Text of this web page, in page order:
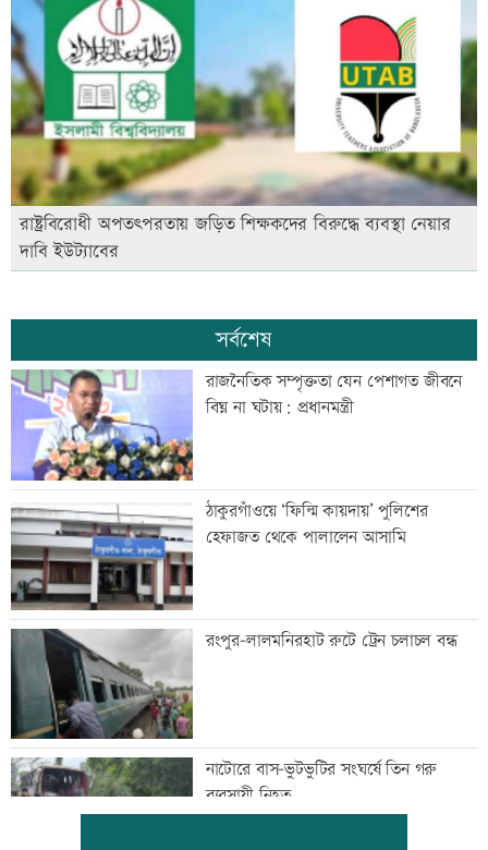
রাষ্ট্রবিরোধী অপতৎপরতায় জড়িত শিক্ষকদের বিরুদ্ধে ব্যবস্থা নেয়ার
দাবি ইউট্যাবের
সর্বশেষ
রাজনৈতিক সম্পৃক্ততা যেন পেশাগত জীবনে
বিঘ্ন না ঘটায়: প্রধানমন্ত্রী
ঠাকুরগাঁওয়ে ‘ফিল্মি কায়দায়’ পুলিশের
হেফাজত থেকে পালালেন আসামি
রংপুর-লালমনিরহাট রুটে ট্রেন চলাচল বন্ধ
নাটোরে বাস-ভুটভুটির সংঘর্ষে তিন গরু
ব্যবসায়ী নিহত